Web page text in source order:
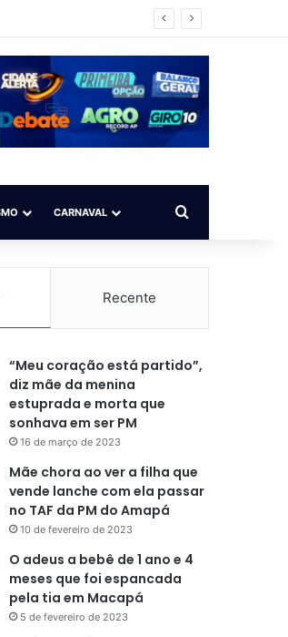
CARNAVAL Procurar por
Recente
“Meu coração está partido”,
diz mãe da menina
estuprada e morta que
sonhava em ser PM
16 de março de 2023
Mãe chora ao ver a filha que
vende lanche com ela passar
no TAF da PM do Amapá
10 de fevereiro de 2023
O adeus a bebê de 1 ano e 4
meses que foi espancada
pela tia em Macapá
5 de fevereiro de 2023